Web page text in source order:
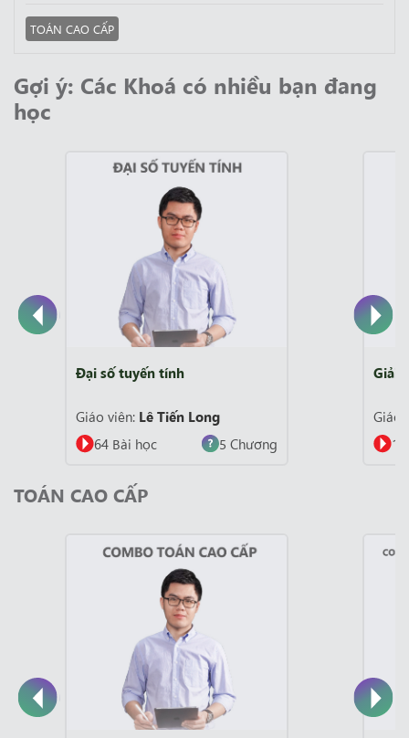
TOÁN CAO CẤP
Gợi ý: Các Khoá có nhiều bạn đang
học
Đại số tuyến tính
Giáo viên: Lê Tiến Long
64 Bài học
5 Chương
Giải
Giáo
TOÁN CAO CẤP